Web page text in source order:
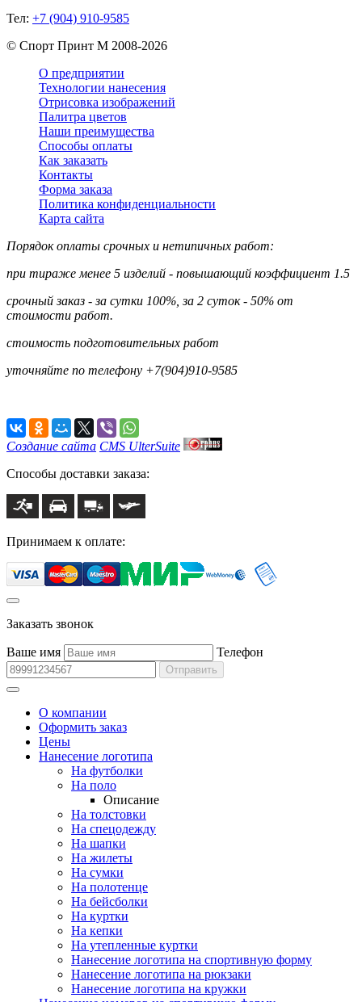
Тел: +7 (904) 910-9585
© Спорт Принт М 2008-2026
О предприятии
Технологии нанесения
Отрисовка изображений
Палитра цветов
Наши преимущества
Способы оплаты
Как заказать
Контакты
Форма заказа
Политика конфиденциальности
Карта сайта
Порядок оплаты срочных и нетипичных работ:
при тираже менее 5 изделий - повышающий коэффициент 1.5
срочный заказ - за сутки 100%, за 2 суток - 50% от
стоимости работ.
стоимость подготовительных работ
уточняйте по телефону +7(904)910-9585
Создание сайта CMS UlterSuite
Способы доставки заказа:
Принимаем к оплате:
Заказать звонок
Ваше имя Телефон
Отправить
О компании
Оформить заказ
Цены
Нанесение логотипа
На футболки
На поло
Описание
На толстовки
На спецодежду
На шапки
На жилеты
На сумки
На полотенце
На бейсболки
На куртки
На кепки
На утепленные куртки
Нанесение логотипа на спортивную форму
Нанесение логотипа на рюкзаки
Нанесение логотипа на кружки